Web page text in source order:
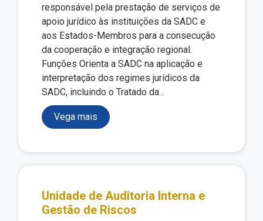
responsável pela prestação de serviços de
apoio jurídico às instituições da SADC e
aos Estados-Membros para a consecução
da cooperação e integração regional.
Funções Orienta a SADC na aplicação e
interpretação dos regimes jurídicos da
SADC, incluindo o Tratado da...
Vega mais
Unidade de Auditoria Interna e
Gestão de Riscos